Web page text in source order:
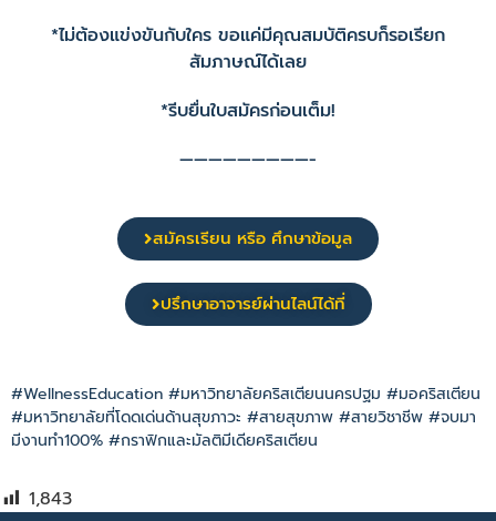
*ไม่ต้องแข่งขันกับใคร ขอแค่มีคุณสมบัติครบก็รอเรียก
สัมภาษณ์ได้เลย
*รีบยื่นใบสมัครก่อนเต็ม!
—————————-
สมัครเรียน หรือ ศึกษาข้อมูล
ปรึกษาอาจารย์ผ่านไลน์ได้ที่
#WellnessEducation #มหาวิทยาลัยคริสเตียนนครปฐม #มอคริสเตียน
#มหาวิทยาลัยที่โดดเด่นด้านสุขภาวะ #สายสุขภาพ #สายวิชาชีพ #จบมา
มีงานทำ100% #กราฟิกและมัลติมีเดียคริสเตียน
1,843